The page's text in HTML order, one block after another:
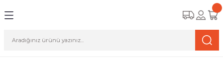
Sistemleri
Güvenlik
ve Depolama Ürünleri